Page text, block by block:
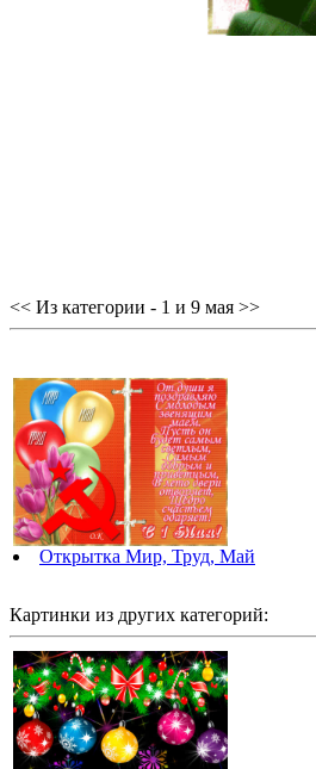
<< Из категории - 1 и 9 мая >>
Открытка Мир, Труд, Май
Картинки из других категорий: